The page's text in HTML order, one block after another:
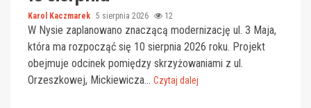
Karol Kaczmarek 5 sierpnia 2026 12
W Nysie zaplanowano znaczącą modernizację ul. 3 Maja,
która ma rozpocząć się 10 sierpnia 2026 roku. Projekt
obejmuje odcinek pomiędzy skrzyżowaniami z ul.
Orzeszkowej, Mickiewicza... Czytaj dalej